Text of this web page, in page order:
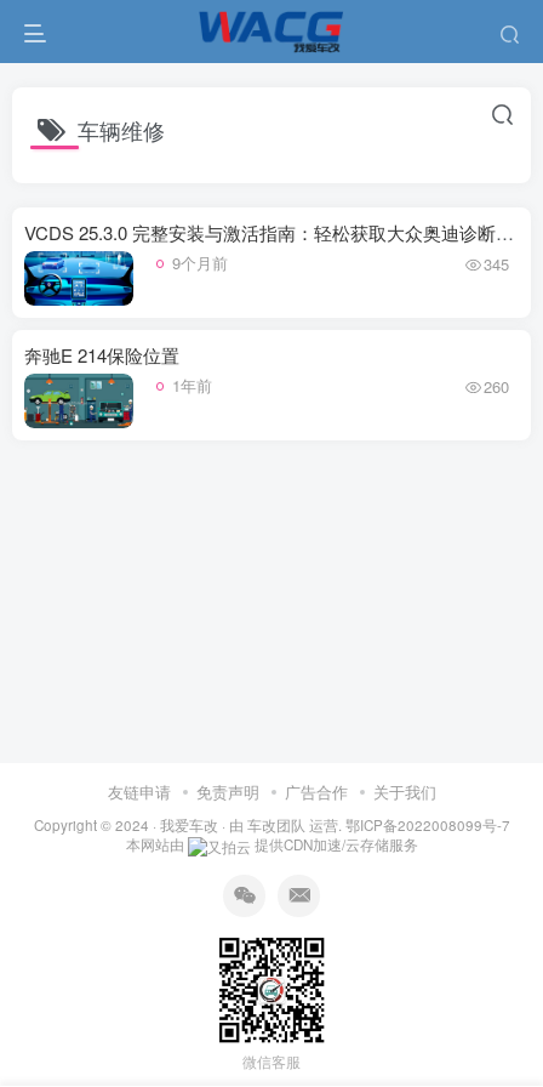
车辆维修
VCDS 25.3.0 完整安装与激活指南：轻松获取大众奥迪诊断工具
9个月前 345
奔驰E 214保险位置
1年前 260
友链申请 免责声明 广告合作 关于我们
Copyright © 2024 · 我爱车改 · 由 车改团队 运营. 鄂ICP备2022008099号-7
本网站由
提供CDN加速/云存储服务
微信客服